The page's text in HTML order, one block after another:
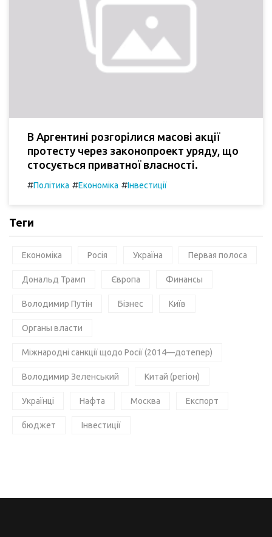
В Аргентині розгорілися масові акції
протесту через законопроект уряду, що
стосується приватної власності.
#Політика #Економіка #Інвестиції
Теги
Економіка Росія Україна Первая полоса
Дональд Трамп Європа Финансы
Володимир Путін Бізнес Київ
Органы власти
Міжнародні санкції щодо Росії (2014—дотепер)
Володимир Зеленський Китай (регіон)
Українці Нафта Москва Експорт
бюджет Інвестиції